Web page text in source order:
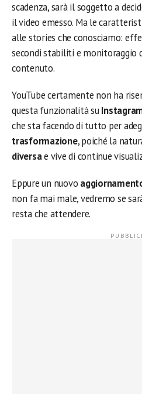
scadenza, sarà il soggetto a
il video emesso. Ma le
alle stories che conosciamo:
secondi stabiliti e monitoraggio
contenuto.
YouTube certamente non ha
questa funzionalità su
che sta facendo di tutto per
trasformazione, poiché la
diversae vive di continue
Eppure un nuovo
non fa mai male, vedremo se
resta che attendere.